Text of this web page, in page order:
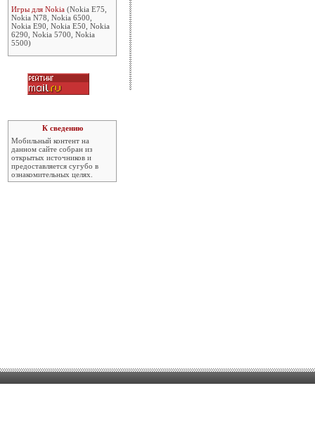
Игры для Nokia (Nokia E75,
Nokia N78, Nokia 6500,
Nokia E90, Nokia E50, Nokia
6290, Nokia 5700, Nokia
5500)
К сведению
Мобильный контент на
данном сайте собран из
открытых источников и
предоставляется сугубо в
ознакомительных целях.